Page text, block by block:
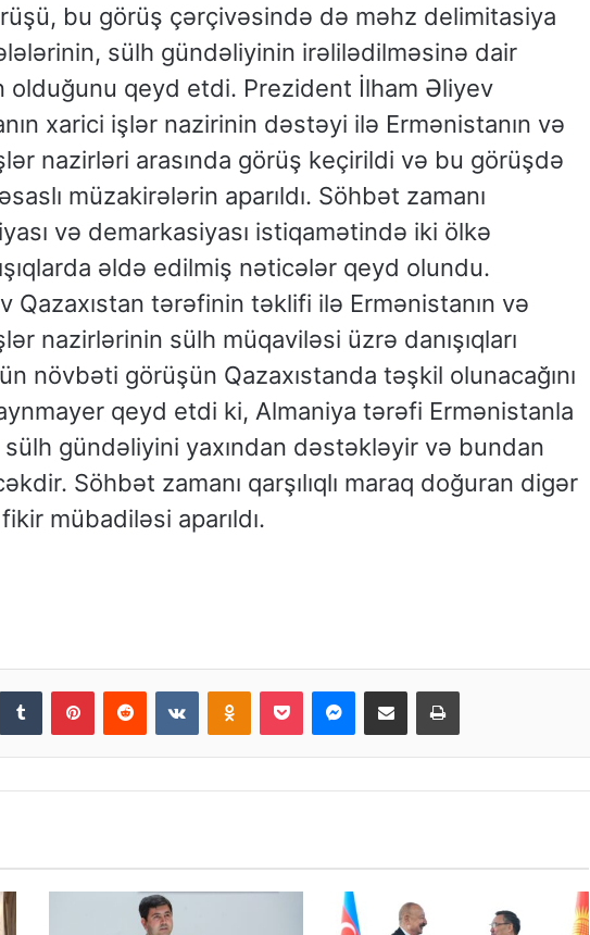
bu görüş çərçivəsində də məhz delimitasiya
sülh gündəliyinin irəlilədilməsinə dair
olduğunu qeyd etdi. Prezident İlham Əliyev
xarici işlər nazirinin dəstəyi ilə Ermənistanın və
nazirləri arasında görüş keçirildi və bu görüşdə
müzakirələrin aparıldı. Söhbət zamanı
və demarkasiyası istiqamətində iki ölkə
əldə edilmiş nəticələr qeyd olundu.
Qazaxıstan tərəfinin təklifi ilə Ermənistanın və
nazirlərinin sülh müqaviləsi üzrə danışıqları
növbəti görüşün Qazaxıstanda təşkil olunacağını
qeyd etdi ki, Almaniya tərəfi Ermənistanla
sülh gündəliyini yaxından dəstəkləyir və bundan
Söhbət zamanı qarşılıqlı maraq doğuran digər
mübadiləsi aparıldı.